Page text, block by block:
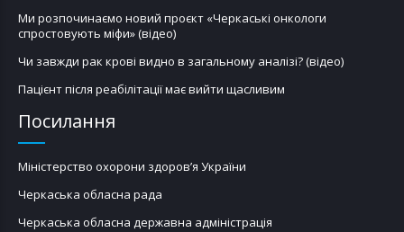
Ми розпочинаємо новий проєкт «Черкаські онкологи
спростовують міфи» (відео)
Чи завжди рак крові видно в загальному аналізі? (відео)
Пацієнт після реабілітації має вийти щасливим
Посилання
Міністерство охорони здоров’я України
Черкаська обласна рада
Черкаська обласна державна адміністрація